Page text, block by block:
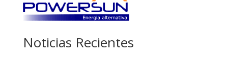
Noticias Recientes